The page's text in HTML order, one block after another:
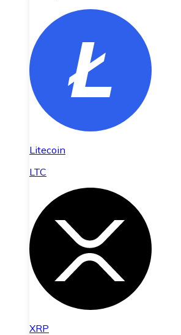
Litecoin
LTC
XRP